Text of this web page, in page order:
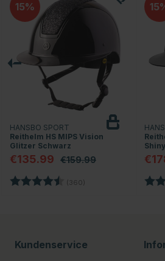
15
HANSBO SPORT
Reithelm HS MIPS Vision
Glitzer Schwarz
€135.99 €159.99
Bewertung: (360) 4.7 von 5 Sternen
15
Kundenservice